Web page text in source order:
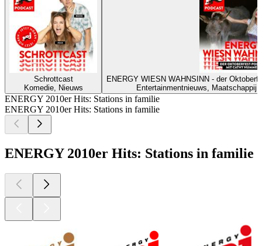
Schrottcast
Komedie, Nieuws
ENERGY WIESN WAHNSINN - der
Entertainmentnieuws, Maatschappij
ENERGY 2010er Hits: Stations in familie
ENERGY 2010er Hits: Stations in familie
ENERGY 2010er Hits: Stations in familie